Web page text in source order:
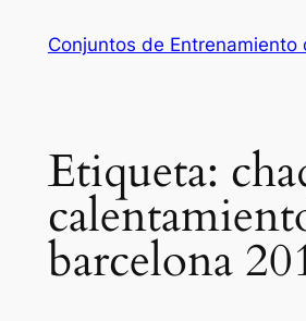
Conjuntos de Entrenamiento
Etiqueta:
barcelona